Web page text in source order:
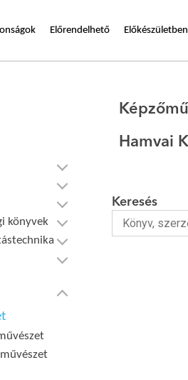
Előrendelhető Előkészületben
könyvek
Hamvai
Keresés